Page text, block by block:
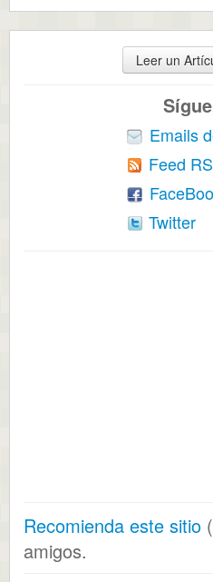
Leer un
Emails
Feed
Twitter
Recomienda este sitio
amigos.